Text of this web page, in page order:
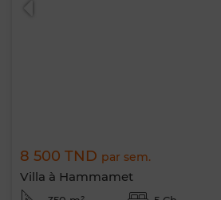
8 500 TND par sem.
Villa à Hammamet